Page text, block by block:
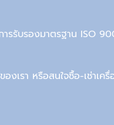
ารรับรองมาตรฐาน ISO
งเรา หรือสนใจซื้อ-เช่าเค